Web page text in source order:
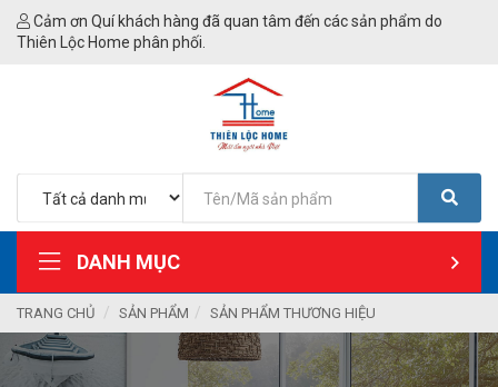
Cảm ơn Quí khách hàng đã quan tâm đến các sản phẩm do
Thiên Lộc Home phân phối.
DANH MỤC
TRANG CHỦ SẢN PHẨM SẢN PHẨM THƯƠNG HIỆU